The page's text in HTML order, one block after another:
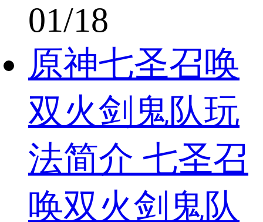
01/18
原神七圣召唤
双火剑鬼队玩
法简介 七圣召
唤双火剑鬼队